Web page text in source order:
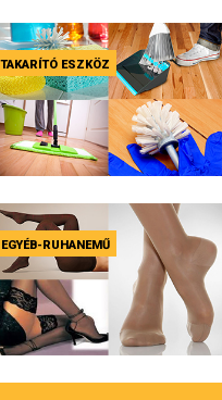
TAKARÍTÓ ESZKÖZ
EGYÉB-RUHANEMŰ